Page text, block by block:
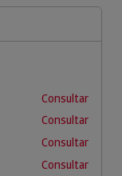
Consultar
Consultar
Consultar
Consultar